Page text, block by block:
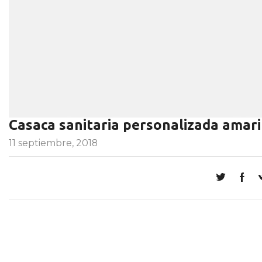
Casaca sanitaria personalizada
11 septiembre, 2018